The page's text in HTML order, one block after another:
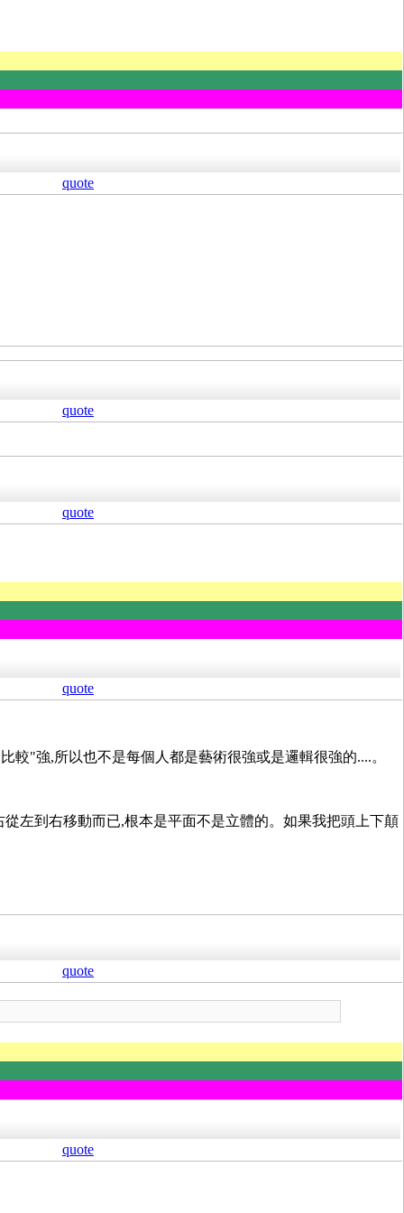
quote
quote
quote
quote
較"強,所以也不是每個人都是藝術很強或是邏輯很強的....。
左到右移動而已,根本是平面不是立體的。如果我把頭上下顛
quote
quote